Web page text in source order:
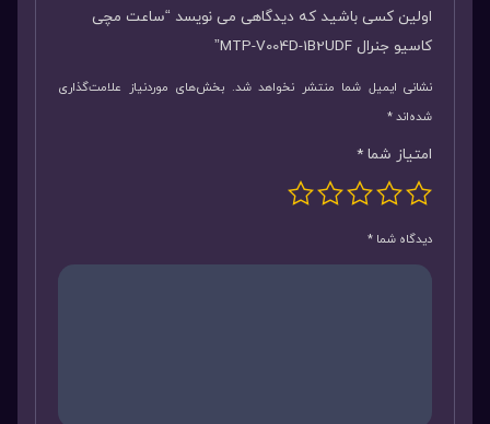
اولین کسی باشید که دیدگاهی می نویسد “ساعت مچی
کاسیو جنرال MTP-V004D-1B2UDF”
نشانی ایمیل شما منتشر نخواهد شد. بخش‌های موردنیاز علامت‌گذاری
شده‌اند*
امتیاز شما *
دیدگاه شما *